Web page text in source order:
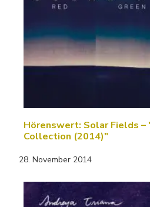
Hörenswert: Solar Fields –
Collection (2014)"
28. November 2014